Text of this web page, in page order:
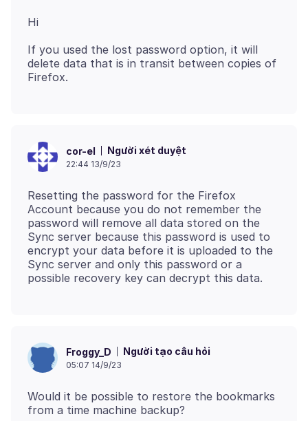
If you used the lost password option, it will
delete data that is in transit between copies of
cor-el Người xét duyệt
22:44 13/9/23
Resetting the password for the Firefox
Account because you do not remember the
password will remove all data stored on the
Sync server because this password is used to
encrypt your data before it is uploaded to the
Sync server and only this password or a
Froggy_D Người tạo câu hỏi
05:07 14/9/23
Would it be possible to restore the bookmarks